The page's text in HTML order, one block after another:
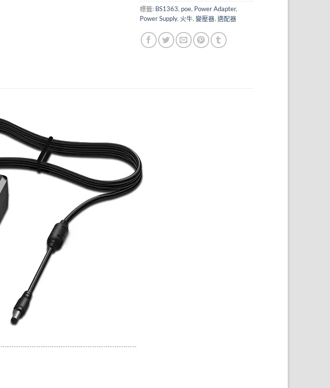
標籤: BS1363, poe, Power Adapter,
Power Supply, 火牛, 變壓器, 適配器